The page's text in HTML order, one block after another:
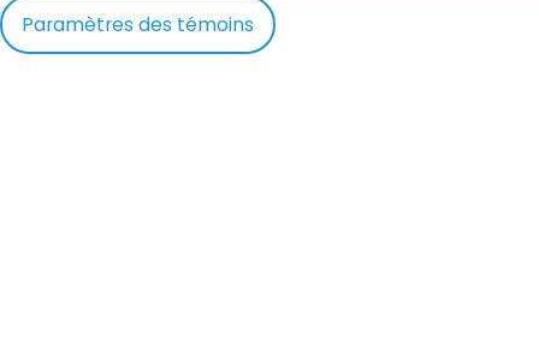
Paramètres des témoins